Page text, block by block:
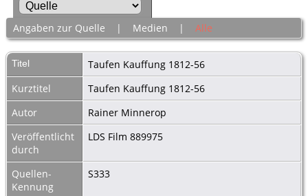
Angaben zur Quelle | Medien | Alle
Titel
Taufen Kauffung 1812-56
Kurztitel
Taufen Kauffung 1812-56
Autor
Rainer Minnerop
Veröffentlicht
durch
LDS Film 889975
Quellen-
Kennung
S333